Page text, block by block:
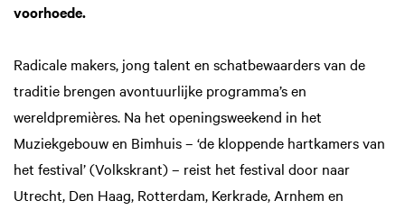
voorhoede.
Radicale makers, jong talent en schatbewaarders van de
traditie brengen avontuurlijke programma’s en
wereldpremières. Na het openingsweekend in het
Muziekgebouw en Bimhuis – ‘de kloppende hartkamers van
het festival’ (Volkskrant) – reist het festival door naar
Utrecht, Den Haag, Rotterdam, Kerkrade, Arnhem en